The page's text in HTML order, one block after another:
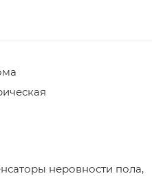
неровности пола,